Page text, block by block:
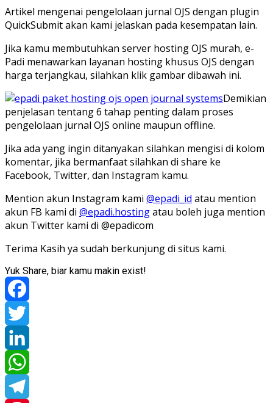
Artikel mengenai pengelolaan jurnal OJS dengan plugin
QuickSubmit akan kami jelaskan pada kesempatan lain.
Jika kamu membutuhkan server hosting OJS murah, e-
Padi menawarkan layanan hosting khusus OJS dengan
harga terjangkau, silahkan klik gambar dibawah ini.
Demikian
penjelasan tentang 6 tahap penting dalam proses
pengelolaan jurnal OJS online maupun offline.
Jika ada yang ingin ditanyakan silahkan mengisi di kolom
komentar, jika bermanfaat silahkan di share ke
Facebook, Twitter, dan Instagram kamu.
Mention akun Instagram kami @epadi_id atau mention
akun FB kami di @epadi.hostingatau boleh juga mention
akun Twitter kami di @epadicom
Terima Kasih ya sudah berkunjung di situs kami.
Yuk Share, biar kamu makin exist!
Facebook
Twitter
LinkedIn
WhatsApp